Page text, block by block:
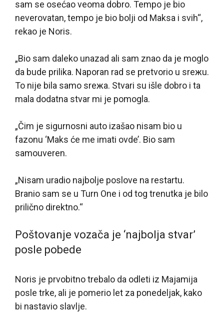
sam se osećao veoma dobro. Tempo je bio
neverovatan, tempo je bio bolji od Maksa i svih“,
rekao je Noris.
„Bio sam daleko unazad ali sam znao da je moglo
da bude prilika. Naporan rad se pretvorio u sreжu.
To nije bila samo sreжa. Stvari su išle dobro i ta
mala dodatna stvar mi je pomogla.
„Čim je sigurnosni auto izašao nisam bio u
fazonu ‘Maks će me imati ovde’. Bio sam
samouveren.
„Nisam uradio najbolje poslove na restartu.
Branio sam se u Turn One i od tog trenutka je bilo
prilično direktno.“
Poštovanje vozača je ‘najbolja stvar’
posle pobede
Noris je prvobitno trebalo da odleti iz Majamija
posle trke, ali je pomerio let za ponedeljak, kako
bi nastavio slavlje.